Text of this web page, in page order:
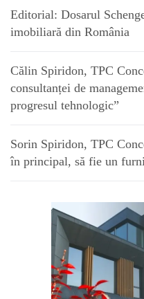
Editorial: Dosarul
imobiliară din România
Călin Spiridon, TPC
consultanței de
progresul tehnologic”
Sorin Spiridon, TPC
în principal, să fie un